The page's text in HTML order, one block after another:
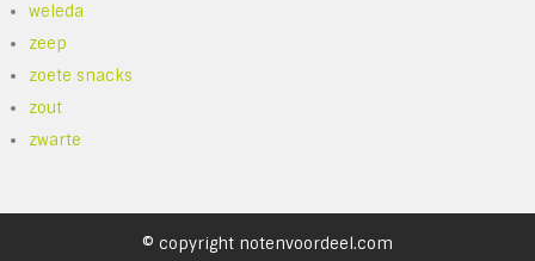
weleda
zeep
zoete snacks
zout
zwarte
© copyright notenvoordeel.com